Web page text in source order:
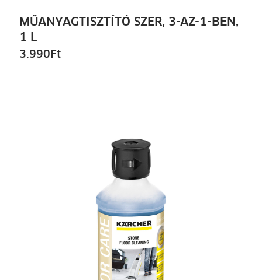
MŰANYAGTISZTÍTÓ SZER, 3-AZ-1-BEN,
1 L
3.990 Ft